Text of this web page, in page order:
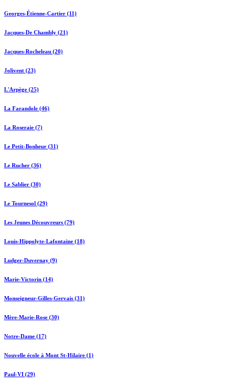
Georges-Étienne-Cartier (11)
Jacques-De Chambly (21)
Jacques-Rocheleau (20)
Jolivent (23)
L'Arpège (25)
La Farandole (46)
La Roseraie (7)
Le Petit-Bonheur (31)
Le Rucher (36)
Le Sablier (30)
Le Tournesol (29)
Les Jeunes Découvreurs (79)
Louis-Hippolyte-Lafontaine (18)
Ludger-Duvernay (9)
Marie-Victorin (14)
Monseigneur-Gilles-Gervais (31)
Mère-Marie-Rose (30)
Notre-Dame (17)
Nouvelle école à Mont St-Hilaire (1)
Paul-VI (29)